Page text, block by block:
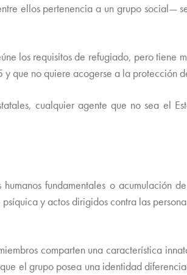
ellos pertenencia a un grupo social—
los requisitos de refugiado, pero tiene
que no quiere acogerse a la protección
cualquier agente que no sea el
fundamentales o acumulación
y actos dirigidos contra las
comparten una característica
el grupo posea una identidad